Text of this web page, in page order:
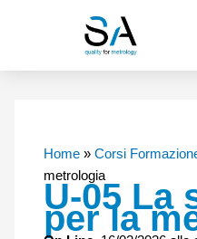
Home» Corsi
metrologia
U-05 La
per la